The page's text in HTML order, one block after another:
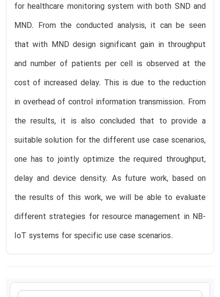
for healthcare monitoring system with both SND and
MND. From the conducted analysis, it can be seen
that with MND design significant gain in throughput
and number of patients per cell is observed at the
cost of increased delay. This is due to the reduction
in overhead of control information transmission. From
the results, it is also concluded that to provide a
suitable solution for the different use case scenarios,
one has to jointly optimize the required throughput,
delay and device density. As future work, based on
the results of this work, we will be able to evaluate
different strategies for resource management in NB-
IoT systems for specific use case scenarios.